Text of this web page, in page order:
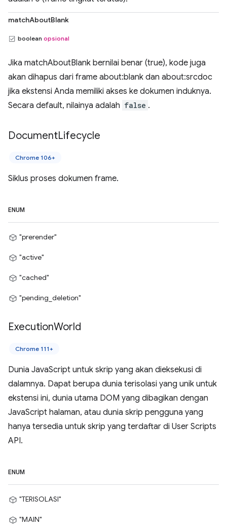
matchAboutBlank
boolean opsional
Jika matchAboutBlank bernilai benar (true), kode juga
akan dihapus dari frame about:blank dan about:srcdoc
jika ekstensi Anda memiliki akses ke dokumen induknya.
Secara default, nilainya adalah false .
DocumentLifecycle
Chrome 106+
Siklus proses dokumen frame.
ENUM
"prerender"
"active"
"cached"
"pending_deletion"
ExecutionWorld
Chrome 111+
Dunia JavaScript untuk skrip yang akan dieksekusi di
dalamnya. Dapat berupa dunia terisolasi yang unik untuk
ekstensi ini, dunia utama DOM yang dibagikan dengan
JavaScript halaman, atau dunia skrip pengguna yang
hanya tersedia untuk skrip yang terdaftar di User Scripts
API.
ENUM
"TERISOLASI"
"MAIN"